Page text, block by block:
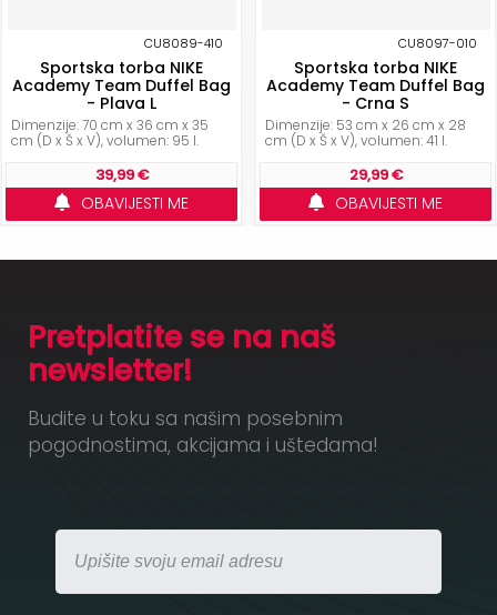
CU8089-410
Sportska torba NIKE
Academy Team Duffel Bag
- Plava L
Dimenzije: 70 cm x 36 cm x 35
cm (D x Š x V), volumen: 95 l.
39,99 €
OBAVIJESTI ME
CU8097-010
Sportska torba NIKE
Academy Team Duffel Bag
- Crna S
Dimenzije: 53 cm x 26 cm x 28
cm (D x Š x V), volumen: 41 l.
29,99 €
OBAVIJESTI ME
Pretplatite se na naš
newsletter!
Budite u toku sa našim posebnim
pogodnostima, akcijama i uštedama!